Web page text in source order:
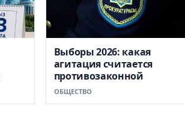
Выборы 2026: какая
агитация считается
противозаконной
ОБЩЕСТВО